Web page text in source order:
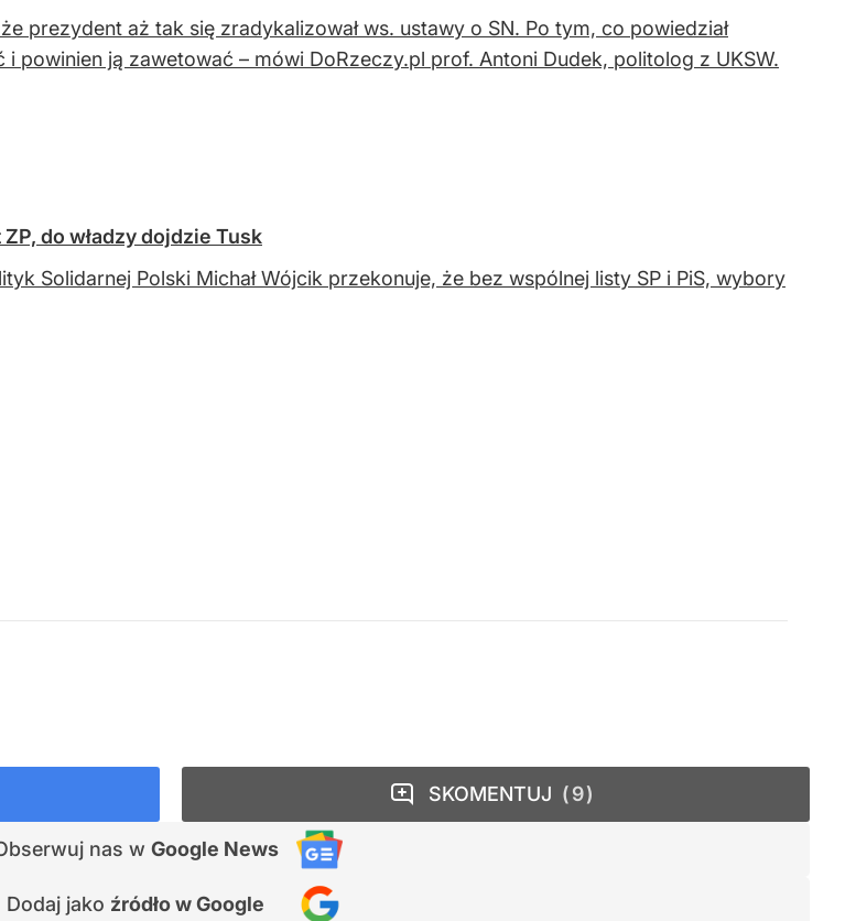
prezydent aż tak się zradykalizował ws. ustawy o SN. Po tym, co powiedział
i powinien ją zawetować – mówi DoRzeczy.pl prof. Antoni Dudek, politolog z UKSW.
do władzy dojdzie Tusk
Solidarnej Polski Michał Wójcik przekonuje, że bez wspólnej listy SP i PiS, wybory
nas w Google News
Dodaj jako źródło w Google
SKOMENTUJ 9